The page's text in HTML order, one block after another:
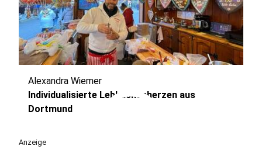
play_circle
Alexandra Wiemer
Individualisierte Lebkuchenherzen aus
Dortmund
Anzeige